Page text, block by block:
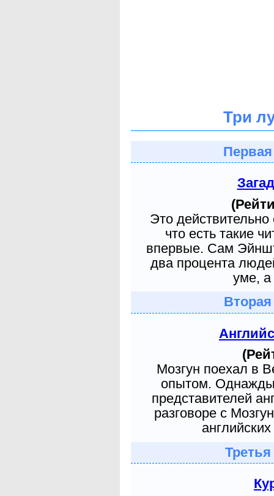
Три
Это
что есть такие
впервые. Сам
два процента
уме, а
Мозгун поехал в
опытом. Однажды
представителей
разговоре с